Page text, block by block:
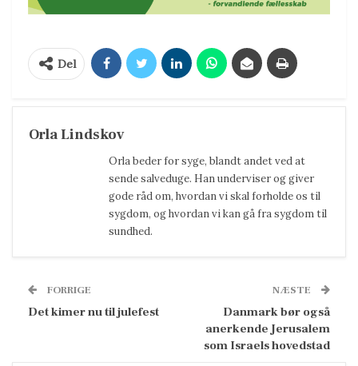
Del
Orla Lindskov
Orla beder for syge, blandt andet ved at
sende salveduge. Han underviser og giver
gode råd om, hvordan vi skal forholde os til
sygdom, og hvordan vi kan gå fra sygdom til
sundhed.
FORRIGE
Det kimer nu til julefest
NÆSTE
Danmark bør også
anerkende Jerusalem
som Israels hovedstad